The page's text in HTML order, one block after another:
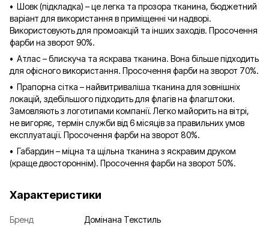
• Шовк (підкладка) – це легка та прозора тканина, бюджетний
варіант для використання в приміщенні чи надворі.
Використовують для промоакцій та інших заходів. Просочення
фарби на зворот 90%.
• Атлас – блискуча та яскрава тканина. Вона більше підходить
для офісного використання. Просочення фарби на зворот 70%.
• Прапорна сітка – найвитриваліша тканина для зовнішніх
локацій, здебільшого підходить для флагів на флагштоки.
Замовляють з логотипами компанії. Легко майорить на вітрі,
не вигоряє, термін служби від 6 місяців за правильних умов
експлуатації. Просочення фарби на зворот 80%.
• Габардин – міцна та щільна тканина з яскравим друком
(краще двостороннім). Просочення фарби на зворот 50%.
Характеристики
Бренд Домінана Текстиль